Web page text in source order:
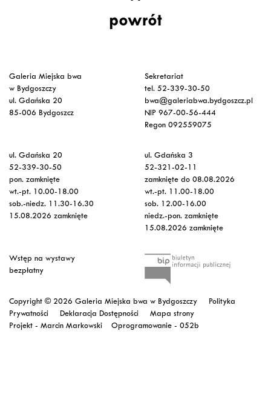
powrót
Galeria Miejska bwa
w Bydgoszczy
ul. Gdańska 20
85-006 Bydgoszcz
Sekretariat
tel. 52-339-30-50
bwa@galeriabwa.bydgoszcz.pl
NIP 967-00-56-444
Regon 092559075
ul. Gdańska 20
52-339-30-50
pon. zamknięte
wt.-pt. 10.00-18.00
sob.-niedz. 11.30-16.30
15.08.2026 zamknięte
ul. Gdańska 3
52-321-02-11
zamknięte do 08.08.2026
wt.-pt. 11.00-18.00
sob. 12.00-16.00
niedz.-pon. zamknięte
15.08.2026 zamknięte
Wstęp na wystawy
bezpłatny
Copyright © 2026 Galeria Miejska bwa w Bydgoszczy
Polityka
Prywatności
Deklaracja Dostępności
Mapa strony
Projekt - Marcin Markowski
Oprogramowanie - 052b